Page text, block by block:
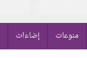
منوعات إضاءات